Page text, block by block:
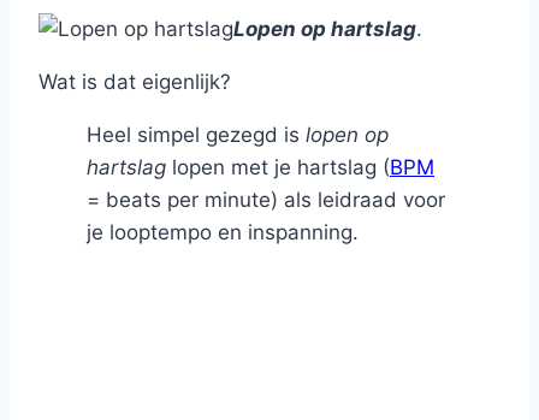
Lopen op hartslag.
Wat is dat eigenlijk?
Heel simpel gezegd is lopen op
hartslag lopen met je hartslag (BPM
= beats per minute) als leidraad voor
je looptempo en inspanning.